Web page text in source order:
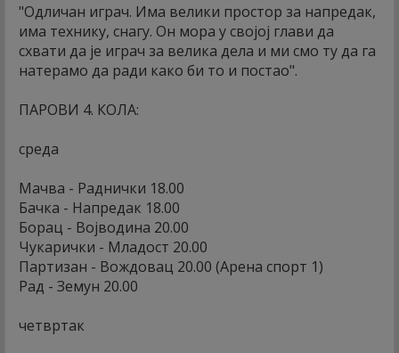
"Одличан играч. Има велики простор за напредак,
има технику, снагу. Он мора у својој глави да
схвати да је играч за велика дела и ми смо ту да га
натерамо да ради како би то и постао".
ПАРОВИ 4. КОЛА:
среда
Мачва - Раднички 18.00
Бачка - Напредак 18.00
Борац - Војводина 20.00
Чукарички - Младост 20.00
Партизан - Вождовац 20.00 (Арена спорт 1)
Рад - Земун 20.00
четвртак